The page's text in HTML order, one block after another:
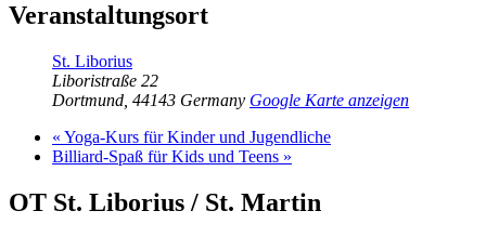
Veranstaltungsort
St. Liborius
Liboristraße 22
Dortmund 44143 Germany Google Karte anzeigen
« Yoga-Kurs für Kinder und Jugendliche
Billiard-Spaß für Kids und Teens »
OT St. Liborius / St. Martin